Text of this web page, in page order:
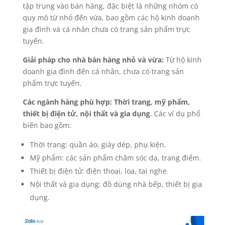
tập trung vào bán hàng, đặc biệt là những nhóm có
quy mô từ nhỏ đến vừa, bao gồm các hộ kinh doanh
gia đình và cá nhân chưa có trang sản phẩm trực
tuyến.
Giải pháp cho nhà bán hàng nhỏ và vừa: Từ hộ kinh
doanh gia đình đến cá nhân, chưa có trang sản
phẩm trực tuyến.
Các ngành hàng phù hợp: Thời trang, mỹ phẩm,
thiết bị điện tử, nội thất và gia dụng. Các ví dụ phổ
biến bao gồm:
Thời trang: quần áo, giày dép, phụ kiện.
Mỹ phẩm: các sản phẩm chăm sóc da, trang điểm.
Thiết bị điện tử: điện thoại, loa, tai nghe.
Nội thất và gia dụng: đồ dùng nhà bếp, thiết bị gia
dụng.